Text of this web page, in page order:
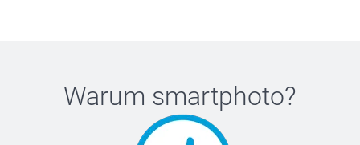
Warum smartphoto?